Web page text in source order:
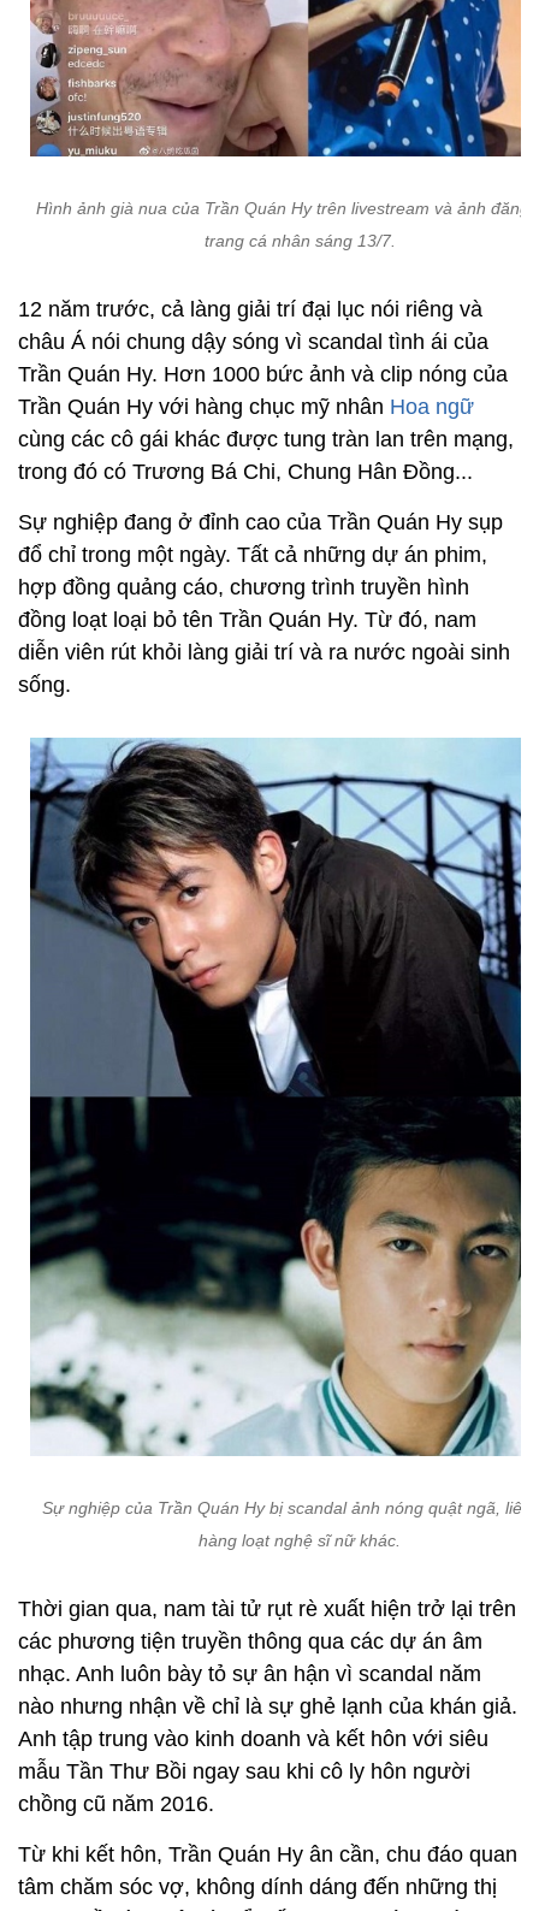
Hình ảnh già nua của Trần Quán Hy trên livestream và ảnh đăng
trang cá nhân sáng 13/7.
12 năm trước, cả làng giải trí đại lục nói riêng và
châu Á nói chung dậy sóng vì scandal tình ái của
Trần Quán Hy. Hơn 1000 bức ảnh và clip nóng của
Trần Quán Hy với hàng chục mỹ nhân Hoa ngữ
cùng các cô gái khác được tung tràn lan trên mạng,
trong đó có Trương Bá Chi, Chung Hân Đồng...
Sự nghiệp đang ở đỉnh cao của Trần Quán Hy sụp
đổ chỉ trong một ngày. Tất cả những dự án phim,
hợp đồng quảng cáo, chương trình truyền hình
đồng loạt loại bỏ tên Trần Quán Hy. Từ đó, nam
diễn viên rút khỏi làng giải trí và ra nước ngoài sinh
sống.
Sự nghiệp của Trần Quán Hy bị scandal ảnh nóng quật ngã, liên
hàng loạt nghệ sĩ nữ khác.
Thời gian qua, nam tài tử rụt rè xuất hiện trở lại trên
các phương tiện truyền thông qua các dự án âm
nhạc. Anh luôn bày tỏ sự ân hận vì scandal năm
nào nhưng nhận về chỉ là sự ghẻ lạnh của khán giả.
Anh tập trung vào kinh doanh và kết hôn với siêu
mẫu Tần Thư Bồi ngay sau khi cô ly hôn người
chồng cũ năm 2016.
Từ khi kết hôn, Trần Quán Hy ân cần, chu đáo quan
tâm chăm sóc vợ, không dính dáng đến những thị